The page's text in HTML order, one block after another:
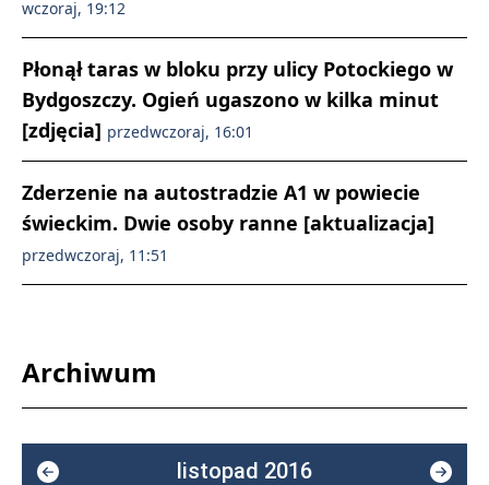
wczoraj, 19:12
Płonął taras w bloku przy ulicy Potockiego w
Bydgoszczy. Ogień ugaszono w kilka minut
[zdjęcia] przedwczoraj, 16:01
Zderzenie na autostradzie A1 w powiecie
świeckim. Dwie osoby ranne [aktualizacja]
przedwczoraj, 11:51
Archiwum
listopad 2016